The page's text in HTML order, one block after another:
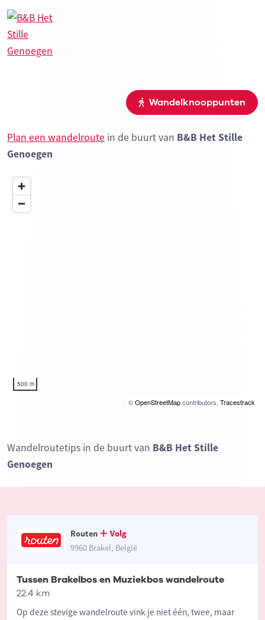
Wandelknooppunten
Plan een wandelroute in de buurt van B&B Het Stille
Genoegen
500 m
©OpenStreetMapcontributors, Tracestrack
Wandelroutetips in de buurt van B&B Het Stille
Genoegen
Routen
Volg
9960 Brakel, België
Tussen Brakelbos en Muziekbos wandelroute
22.4 km
Op deze stevige wandelroute vink je niet één, twee, maar